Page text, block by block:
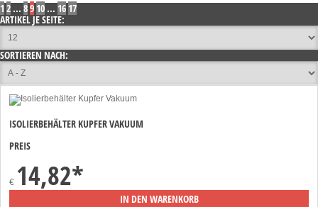
1 2... 89 10... 16 17
ARTIKEL JE SEITE:
SORTIEREN NACH:
ISOLIERBEHÄLTER KUPFER VAKUUM
PREIS
€ 14,82*
IN DEN WARENKORB